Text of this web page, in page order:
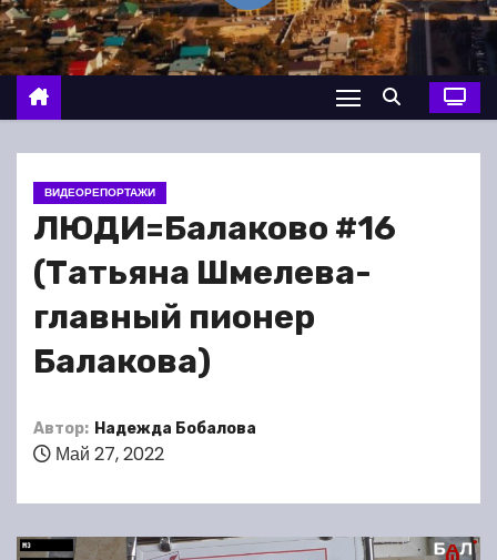
о
м
у
ВИДЕОРЕПОРТАЖИ
ЛЮДИ=Балаково #16
(Татьяна Шмелева-
главный пионер
Балакова)
Автор: Надежда Бобалова
Май 27, 2022